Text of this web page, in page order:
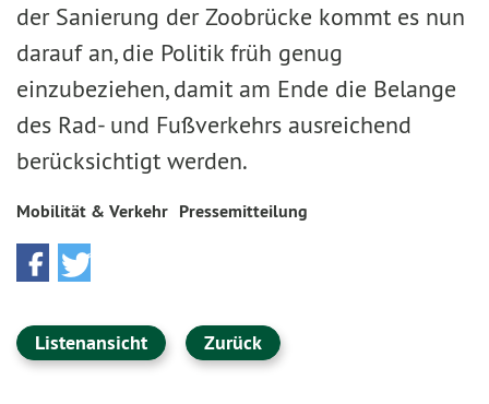
der Sanierung der Zoobrücke kommt es nun
darauf an, die Politik früh genug
einzubeziehen, damit am Ende die Belange
des Rad- und Fußverkehrs ausreichend
berücksichtigt werden.
Mobilität & Verkehr Pressemitteilung
Listenansicht Zurück